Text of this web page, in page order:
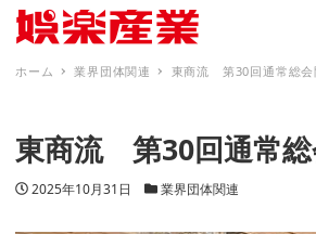
ホーム 業界団体関連 東商流 第30回通常総会
東商流 第30回通常総
投稿日
2025年10月31日 カテゴリー
業界団体関連